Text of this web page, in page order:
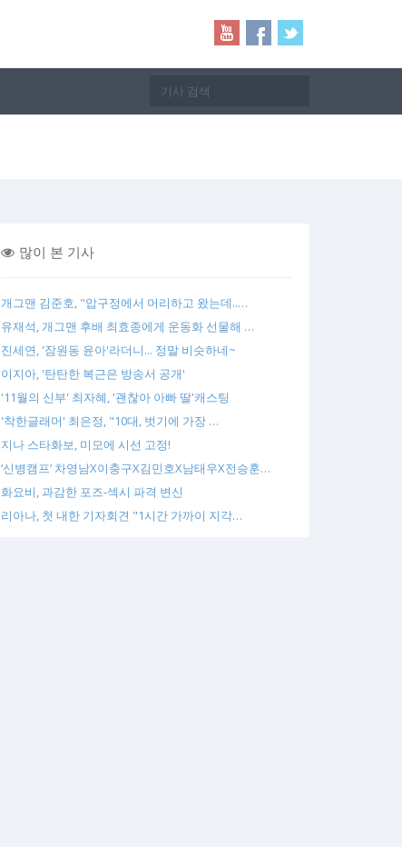
많이 본 기사
개그맨 김준호, "압구정에서 머리하고 왔는데..…
유재석, 개그맨 후배 최효종에게 운동화 선물해 …
진세연, '잠원동 윤아'라더니... 정말 비슷하네~
이지아, '탄탄한 복근은 방송서 공개'
'11월의 신부' 최자혜, '괜찮아 아빠 딸'캐스팅
'착한글래머' 최은정, "10대, 벗기에 가장 …
지나 스타화보, 미모에 시선 고정!
‘신병캠프’ 차영남X이충구X김민호X남태우X전승훈…
화요비, 과감한 포즈-섹시 파격 변신
리아나, 첫 내한 기자회견 "1시간 가까이 지각…